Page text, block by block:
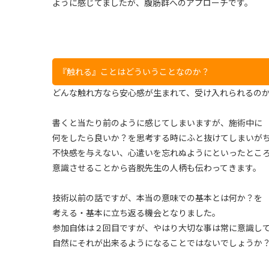
『触れる』ことはどういうことなのか？
どんな触れ方なら安心感が生まれて、受け入れられるの
書くと当たり前のように感じてしまいますが、施術中に
何をしたら良いか？を思考する時にふと抜けてしまいが
不快感を与えない、心遣いを忘れぬようにといったとこ
意識させることから沓脱先生の人柄も伝わってきます。
技術以前の話ですが、本当の意味での基本とは何か？を
考える・基本に立ち返る機会となりました。
参加自体は２回目ですが、やはり大切な事は常に意識して
自然にそれが出来るようになることではないでしょうか？